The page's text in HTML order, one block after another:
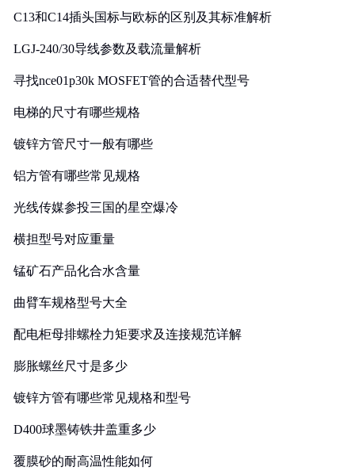
C13和C14插头国标与欧标的区别及其标准解析
LGJ-240/30导线参数及载流量解析
寻找nce01p30k MOSFET管的合适替代型号
电梯的尺寸有哪些规格
镀锌方管尺寸一般有哪些
铝方管有哪些常见规格
光线传媒参投三国的星空爆冷
横担型号对应重量
锰矿石产品化合水含量
曲臂车规格型号大全
配电柜母排螺栓力矩要求及连接规范详解
膨胀螺丝尺寸是多少
镀锌方管有哪些常见规格和型号
D400球墨铸铁井盖重多少
覆膜砂的耐高温性能如何